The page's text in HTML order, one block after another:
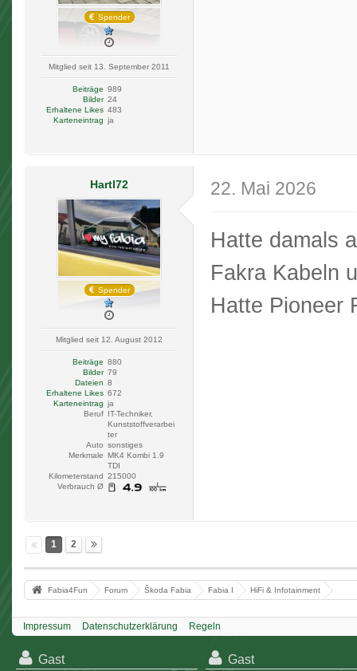
Spender
Mitglied seit 13. September 2011
Beiträge 989
Bilder 24
Erhaltene Likes 483
Karteneintrag ja
Hartl72
Spender
Mitglied seit 12. August 2012
Beiträge 880
Bilder 79
Dateien 8
Erhaltene Likes 672
Karteneintrag ja
Beruf IT-Techniker,
Kunststoffverarbei
ter
Auto sonstiges
Merkmale MK4 Kombi 1.9
TDI
Kilometerstand 215000
Verbrauch Ø
22. Mai 2026
Hatte damals
Fakra Kabeln
Hatte Pioneer
1 2
Fabia4Fun Forum Škoda Fabia Fabia I HiFi & Infotainment
Impressum Datenschutzerklärung Regeln
Gast Gast